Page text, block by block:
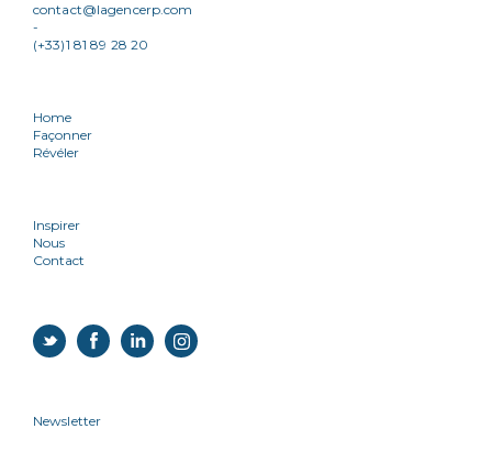
contact@lagencerp.com
-
(+33)1 81 89 28 20
Home
Façonner
Révéler
Inspirer
Nous
Contact
Newsletter